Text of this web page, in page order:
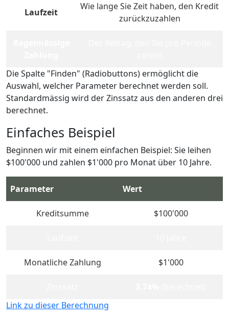
Laufzeit
Wie lange Sie Zeit haben, den Kredit
zurückzuzahlen
Die Spalte "Finden" (Radiobuttons) ermöglicht die
Auswahl, welcher Parameter berechnet werden soll.
Standardmässig wird der Zinssatz aus den anderen drei
berechnet.
Einfaches Beispiel
Beginnen wir mit einem einfachen Beispiel: Sie leihen
$100'000 und zahlen $1'000 pro Monat über 10 Jahre.
Parameter Wert
Kreditsumme $100'000
Monatliche Zahlung $1'000
Link zu dieser Berechnung